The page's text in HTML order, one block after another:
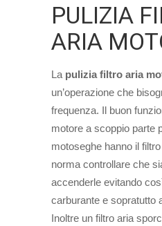
PULIZIA
ARIA
La pulizia filtro aria
un’operazione che
frequenza. Il buon
motore a scoppio parte
motoseghe hanno il
norma controllare che
accenderle evitando
carburante e sopratutto
Inoltre un filtro aria